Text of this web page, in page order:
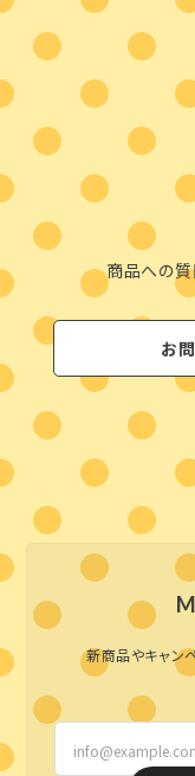
商品への質
お
新商品やキャン